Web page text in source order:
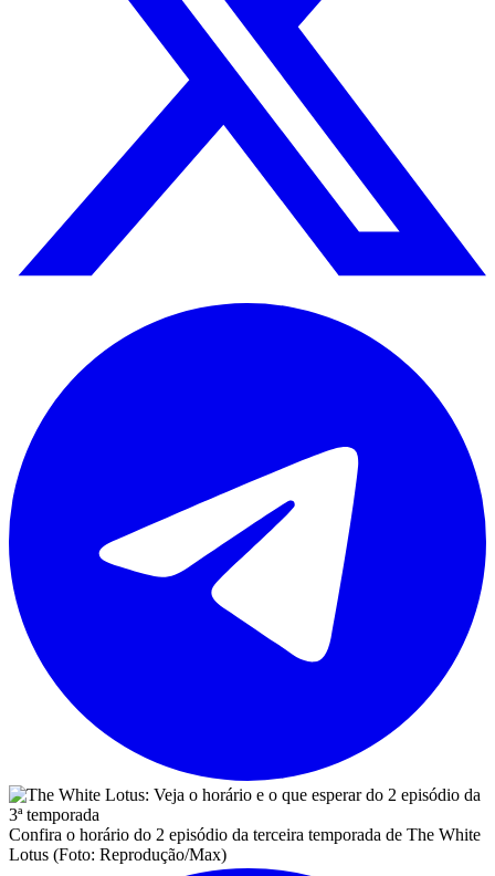
Confira o horário do 2 episódio da terceira temporada de The White
Lotus (Foto: Reprodução/Max)